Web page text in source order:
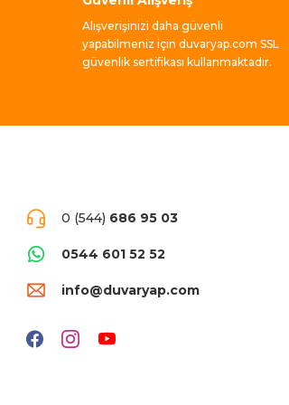
Alışverişinizi daha güvenli
yapabilmeniz için duvaryap.com SSL
güvenlik sertifikası kullanmaktadır.
0 (544) 686 95 03
0544 601 52 52
info@duvaryap.com